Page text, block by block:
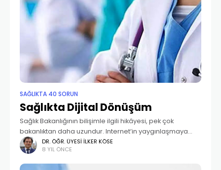
SAĞLIKTA 40 SORUN
Sağlıkta Dijital Dönüşüm
Sağlık Bakanlığının bilişimle ilgili hikâyesi, pek çok
bakanlıktan daha uzundur. Internet’in yaygınlaşmaya
başladığı 1990’larında tüm hastanelerin ortak bir ağ
üzerinden İnternete bağlanması ve tek bir Hastane Bilgi
Yönetim Sistemi (HBYS)
DR. ÖĞR. ÜYESI İLKER KÖSE
8 YIL ÖNCE